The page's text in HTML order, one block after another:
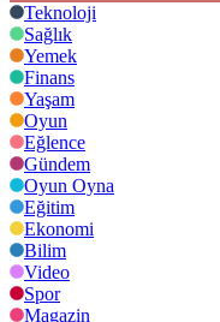
Teknoloji
Sağlık
Yemek
Finans
Yaşam
Oyun
Eğlence
Gündem
Oyun Oyna
Eğitim
Ekonomi
Bilim
Video
Spor
Magazin